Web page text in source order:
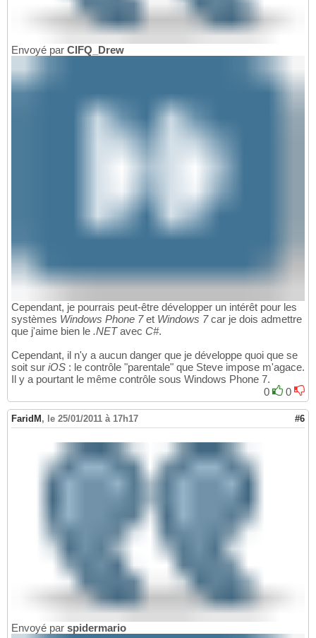
Envoyé par CIFQ_Drew
Cependant, je pourrais peut-être développer un intérêt pour les
systèmes Windows Phone 7et Windows 7car je dois admettre
que j'aime bien le .NETavec C#.
Cependant, il n'y a aucun danger que je développe quoi que se
soit sur iOS : le contrôle "parentale" que Steve impose m'agace.
Il y a pourtant le même contrôle sous Windows Phone 7.
0
0
FaridM , le 25/01/2011 à 17h17 #6
Envoyé par spidermario